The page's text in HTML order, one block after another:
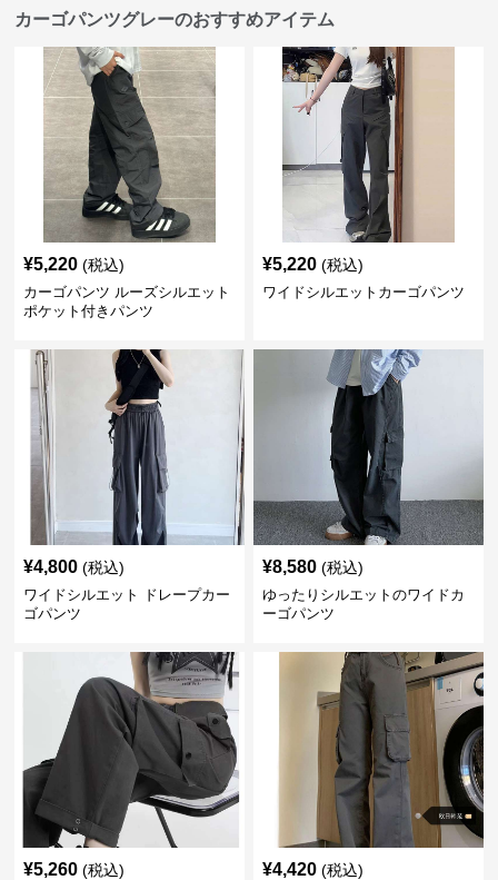
カーゴパンツグレーのおすすめアイテム
¥5,220 (税込)
カーゴパンツ ルーズシルエット
ポケット付きパンツ
¥5,220 (税込)
ワイドシルエットカーゴパンツ
¥4,800 (税込)
ワイドシルエット ドレープカー
ゴパンツ
¥8,580 (税込)
ゆったりシルエットのワイドカ
ーゴパンツ
¥5,260 (税込) ¥4,420 (税込)